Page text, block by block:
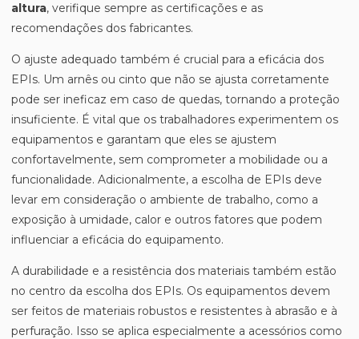
altura, verifique sempre as certificações e as
recomendações dos fabricantes.
O ajuste adequado também é crucial para a eficácia dos
EPIs. Um arnês ou cinto que não se ajusta corretamente
pode ser ineficaz em caso de quedas, tornando a proteção
insuficiente. É vital que os trabalhadores experimentem os
equipamentos e garantam que eles se ajustem
confortavelmente, sem comprometer a mobilidade ou a
funcionalidade. Adicionalmente, a escolha de EPIs deve
levar em consideração o ambiente de trabalho, como a
exposição à umidade, calor e outros fatores que podem
influenciar a eficácia do equipamento.
A durabilidade e a resistência dos materiais também estão
no centro da escolha dos EPIs. Os equipamentos devem
ser feitos de materiais robustos e resistentes à abrasão e à
perfuração. Isso se aplica especialmente a acessórios como